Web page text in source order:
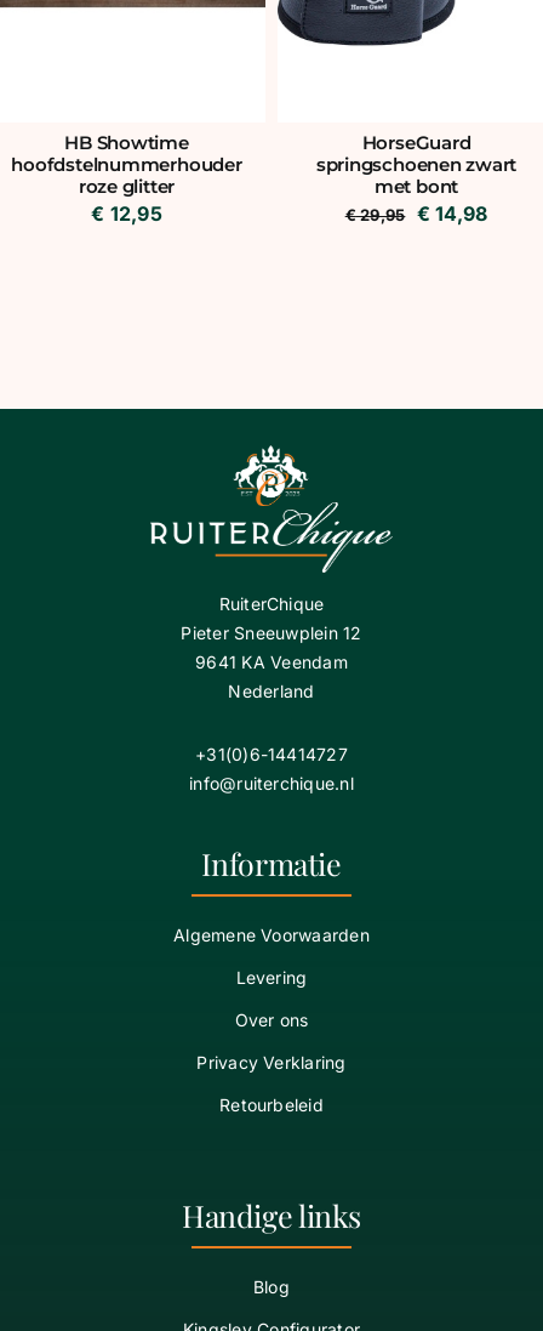
HB Showtime
hoofdstelnummerhouder
roze glitter
€ 12,95
HorseGuard
springschoenen zwart
met bont
€29,95 € 14,98
RuiterChique
Pieter Sneeuwplein 12
9641 KA Veendam
Nederland
+31(0)6-14414727
info@ruiterchique.nl
Informatie
Algemene Voorwaarden
Levering
Over ons
Privacy Verklaring
Retourbeleid
Handige links
Blog